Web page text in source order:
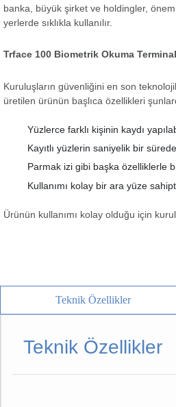
banka, büyük şirket ve holdingler,
yerlerde sıklıkla kullanılır.
Trface 100 Biometrik Okuma
Kuruluşların güvenliğini en son
üretilen ürünün başlıca özellikleri
Yüzlerce farklı kişinin kaydı
Kayıtlı yüzlerin saniyelik bir
Parmak izi gibi başka özelliklerle
Kullanımı kolay bir ara yüze
Ürünün kullanımı kolay olduğu için
Teknik Özellikler
Teknik Özellikler